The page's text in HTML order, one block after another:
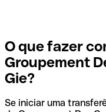
O que fazer
Groupement
Gie?
Se iniciar uma